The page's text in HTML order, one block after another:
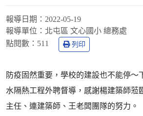
報導日期： 2022-05-19
報導單位： 北屯區 文心國小 總務處
點閱數： 511 列印
防疫固然重要，學校的建設也不能停～
水隔熱工程外聘督導，感謝楊建築師蒞
主任、連建築師、王老闆團隊的努力。